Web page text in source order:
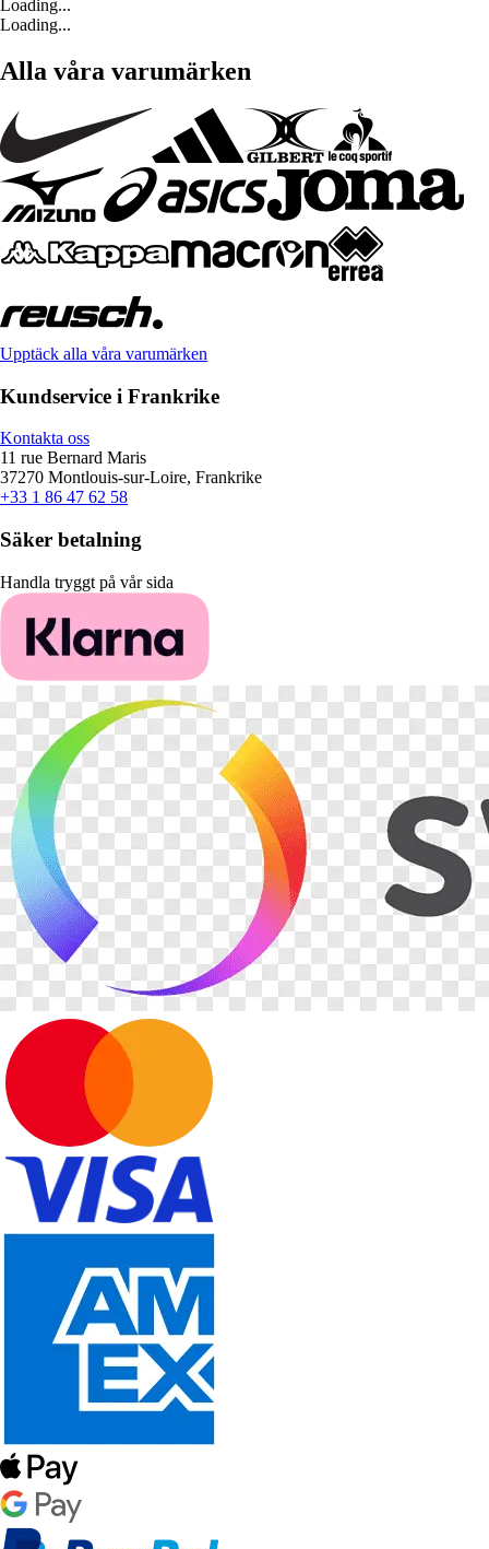
Loading...
Loading...
Alla våra varumärken
Upptäck alla våra varumärken
Kundservice i Frankrike
Kontakta oss
11 rue Bernard Maris
37270 Montlouis-sur-Loire, Frankrike
+33 1 86 47 62 58
Säker betalning
Handla tryggt på vår sida